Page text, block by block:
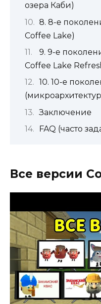
озера Каби)
8. 8-е
Coffee Lake)
9. 9-е
Coffee Lake
10. 10-е
Заключение
FAQ (часто
Все версии